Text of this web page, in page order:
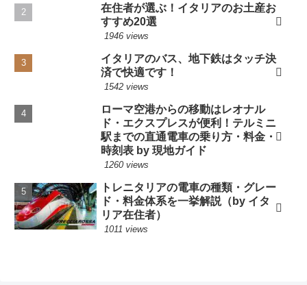
在住者が選ぶ！イタリアのお土産お
すすめ20選
1946 views
イタリアのバス、地下鉄はタッチ決
済で快適です！
1542 views
ローマ空港からの移動はレオナル
ド・エクスプレスが便利！テルミニ
駅までの直通電車の乗り方・料金・
時刻表 by 現地ガイド
1260 views
トレニタリアの電車の種類・グレー
ド・料金体系を一挙解説（by イタ
リア在住者）
1011 views